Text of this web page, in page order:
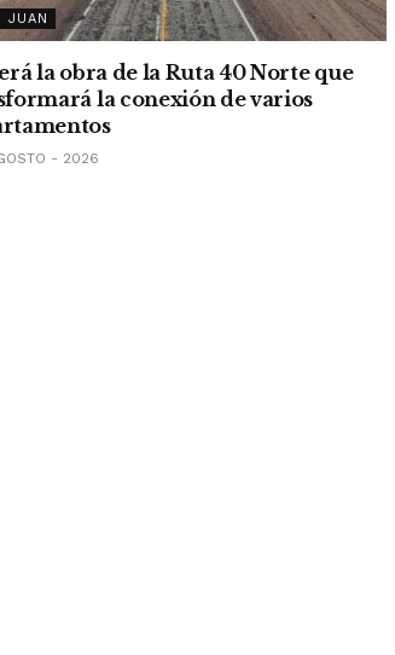
JUAN
la obra de la Ruta 40 Norte que
la conexión de varios
- 2026